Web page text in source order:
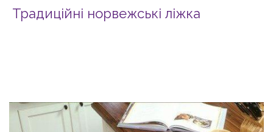
Традиційні норвежські ліжка